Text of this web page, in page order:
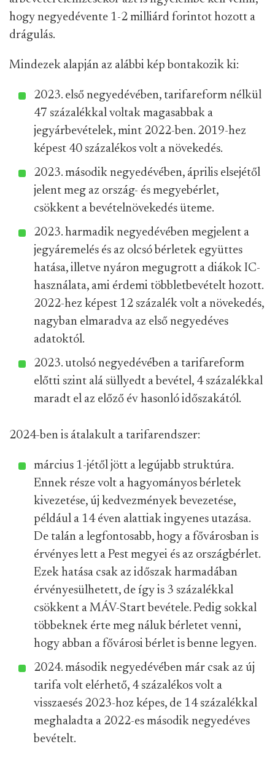
hogy negyedévente 1-2 milliárd forintot hozott a
drágulás.
Mindezek alapján az alábbi kép bontakozik ki:
2023. első negyedévében, tarifareform nélkül
47 százalékkal voltak magasabbak a
jegyárbevételek, mint 2022-ben. 2019-hez
képest 40 százalékos volt a növekedés.
2023. második negyedévében, április elsejétől
jelent meg az ország- és megyebérlet,
csökkent a bevételnövekedés üteme.
2023. harmadik negyedévében megjelent a
jegyáremelés és az olcsó bérletek együttes
hatása, illetve nyáron megugrott a diákok IC-
használata, ami érdemi többletbevételt hozott.
2022-hez képest 12 százalék volt a növekedés,
nagyban elmaradva az első negyedéves
adatoktól.
2023. utolsó negyedévében a tarifareform
előtti szint alá süllyedt a bevétel, 4 százalékkal
maradt el az előző év hasonló időszakától.
2024-ben is átalakult a tarifarendszer:
március 1-jétől jött a legújabb struktúra.
Ennek része volt a hagyományos bérletek
kivezetése, új kedvezmények bevezetése,
például a 14 éven alattiak ingyenes utazása.
De talán a legfontosabb, hogy a fővárosban is
érvényes lett a Pest megyei és az országbérlet.
Ezek hatása csak az időszak harmadában
érvényesülhetett, de így is 3 százalékkal
csökkent a MÁV-Start bevétele. Pedig sokkal
többeknek érte meg náluk bérletet venni,
hogy abban a fővárosi bérlet is benne legyen.
2024. második negyedévében már csak az új
tarifa volt elérhető, 4 százalékos volt a
visszaesés 2023-hoz képes, de 14 százalékkal
meghaladta a 2022-es második negyedéves
bevételt.